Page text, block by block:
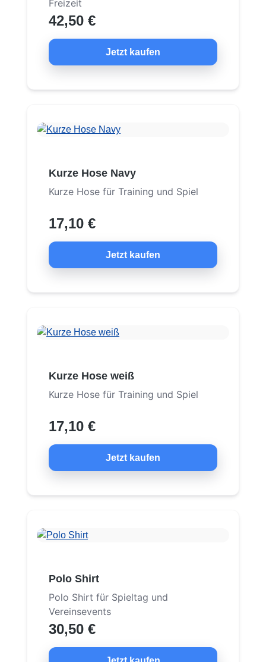
Freizeit
42,50 €
Jetzt kaufen
Kurze Hose Navy
Kurze Hose für Training und Spiel
17,10 €
Jetzt kaufen
Kurze Hose weiß
Kurze Hose für Training und Spiel
17,10 €
Jetzt kaufen
Polo Shirt
Polo Shirt für Spieltag und
Vereinsevents
30,50 €